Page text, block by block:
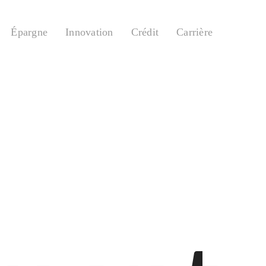
Épargne Innovation Crédit Carrière